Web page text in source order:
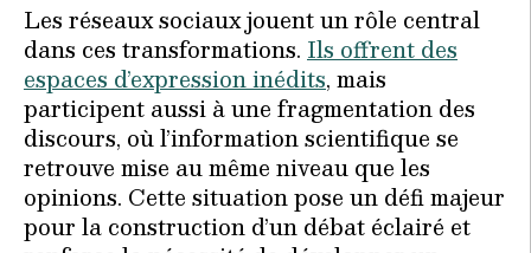
Les réseaux sociaux jouent un rôle central
dans ces transformations. Ils offrent des
espaces d’expression inédits, mais
participent aussi à une fragmentation des
discours, où l’information scientifique se
retrouve mise au même niveau que les
opinions. Cette situation pose un défi majeur
pour la construction d’un débat éclairé et